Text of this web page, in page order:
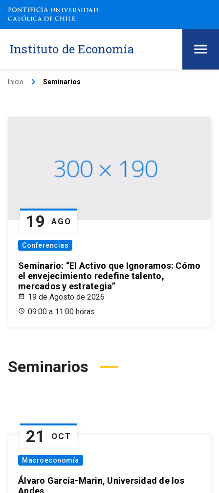
Instituto de Economía
Inicio keyboard_arrow_right Seminarios
19 AGO
Conferencias
Seminario: “El Activo que Ignoramos: Cómo
el envejecimiento redefine talento,
mercados y estrategia”
19 de Agosto de 2026
09:00 a 11:00 horas
Seminarios
21 OCT
Macroeconomía
Álvaro García-Marin, Universidad de los
Andes